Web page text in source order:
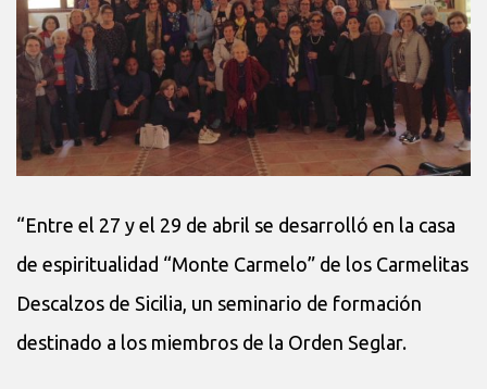
“Entre el 27 y el 29 de abril se desarrolló en la casa
de espiritualidad “Monte Carmelo” de los Carmelitas
Descalzos de Sicilia, un seminario de formación
destinado a los miembros de la Orden Seglar.